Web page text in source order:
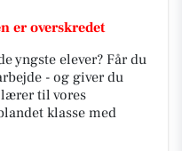
er overskredet
yngste elever? Får du
- og giver du
lærer til vores
klasse med